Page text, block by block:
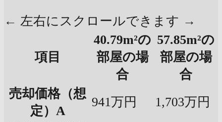
← 左右にスクロールできます →
項目
40.79m²の
部屋の場
合
57.85m²の
部屋の場
合
売却価格（想
定）A
941万円
1,703万円